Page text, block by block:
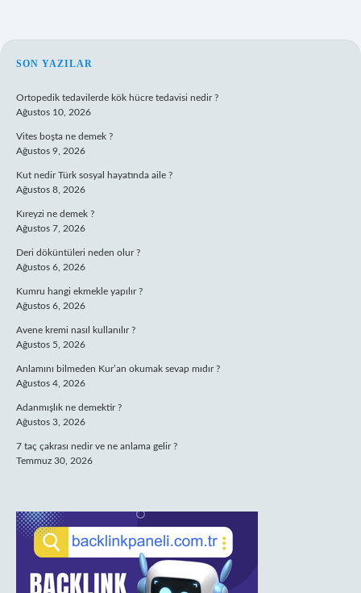
SIDEBAR
SON YAZILAR
Ortopedik tedavilerde kök hücre tedavisi nedir ?
Ağustos 10, 2026
Vites boşta ne demek ?
Ağustos 9, 2026
Kut nedir Türk sosyal hayatında aile ?
Ağustos 8, 2026
Kıreyzi ne demek ?
Ağustos 7, 2026
Deri döküntüleri neden olur ?
Ağustos 6, 2026
Kumru hangi ekmekle yapılır ?
Ağustos 6, 2026
Avene kremi nasıl kullanılır ?
Ağustos 5, 2026
Anlamını bilmeden Kur’an okumak sevap mıdır ?
Ağustos 4, 2026
Adanmışlık ne demektir ?
Ağustos 3, 2026
7 taç çakrası nedir ve ne anlama gelir ?
Temmuz 30, 2026